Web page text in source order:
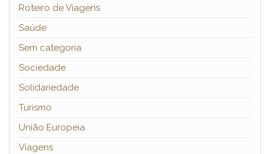
Roteiro de Viagens
Saúde
Sem categoria
Sociedade
Solidariedade
Turismo
União Europeia
Viagens